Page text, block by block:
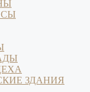
ЗДАНИЯ